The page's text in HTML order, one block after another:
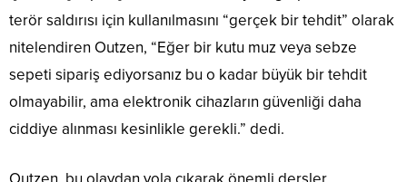
terör saldırısı için kullanılmasını “gerçek bir tehdit” olarak
nitelendiren Outzen, “Eğer bir kutu muz veya sebze
sepeti sipariş ediyorsanız bu o kadar büyük bir tehdit
olmayabilir, ama elektronik cihazların güvenliği daha
ciddiye alınması kesinlikle gerekli.” dedi.